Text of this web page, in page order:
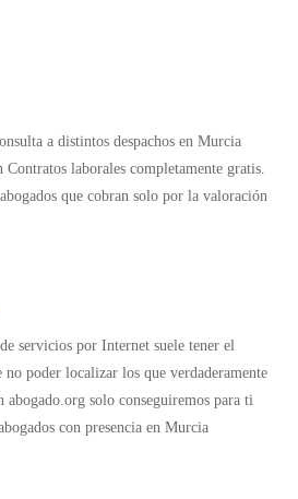
a distintos despachos en Murcia
Contratos laborales completamente gratis.
que cobran solo por la valoración
servicios por Internet suele tener el
no poder localizar los que verdaderamente
abogado.org solo conseguiremos para ti
con presencia en Murcia